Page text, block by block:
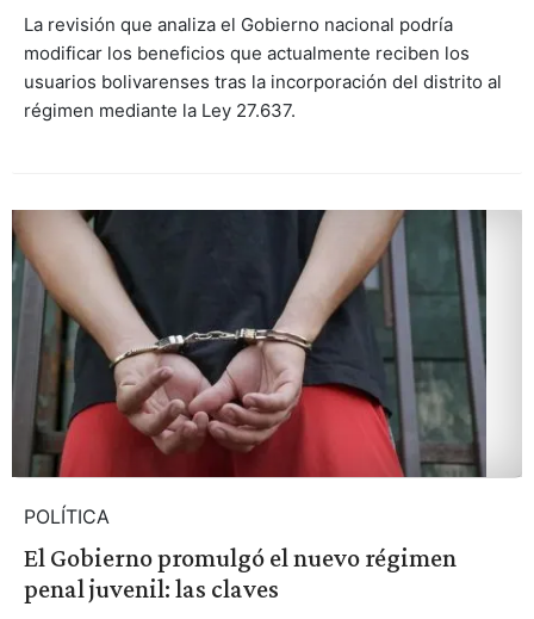
La revisión que analiza el Gobierno nacional podría
modificar los beneficios que actualmente reciben los
usuarios bolivarenses tras la incorporación del distrito al
régimen mediante la Ley 27.637.
POLÍTICA
El Gobierno promulgó el nuevo régimen
penal juvenil: las claves